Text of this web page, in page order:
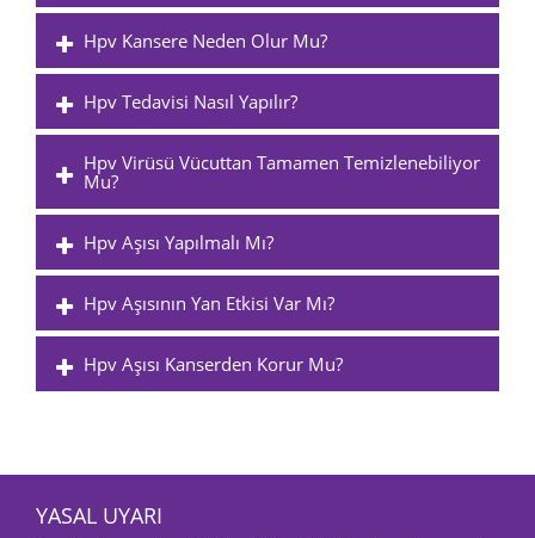
Hpv Kansere Neden Olur Mu?
Hpv Tedavisi Nasıl Yapılır?
Hpv Virüsü Vücuttan Tamamen Temizlenebiliyor
Mu?
Hpv Aşısı Yapılmalı Mı?
Hpv Aşısının Yan Etkisi Var Mı?
Hpv Aşısı Kanserden Korur Mu?
YASAL UYARI